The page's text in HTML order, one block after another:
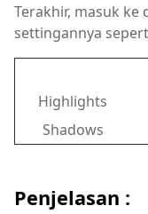
Terakhir, masuk ke
settingannya
Highlights
Shadows
Penjelasan :